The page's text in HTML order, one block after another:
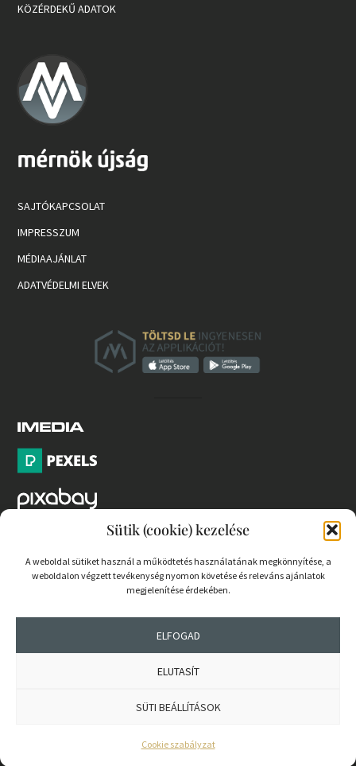
Sütik (cookie) kezelése
A weboldal sütiket használ a működtetés használatának megkönnyítése, a
weboldalon végzett tevékenység nyomon követése és releváns ajánlatok
megjelenítése érdekében.
ELFOGAD
ELUTASÍT
SÜTI BEÁLLÍTÁSOK
Cookie szabályzat
KÖZÉRDEKŰ ADATOK
SAJTÓKAPCSOLAT
IMPRESSZUM
MÉDIAAJÁNLAT
ADATVÉDELMI ELVEK
COOKIE SZABÁLYZAT